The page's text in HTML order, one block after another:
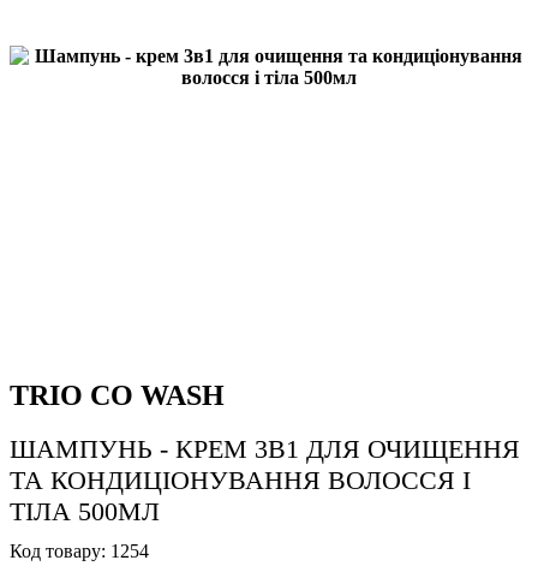
TRIO CO WASH
ШАМПУНЬ - КРЕМ 3В1 ДЛЯ ОЧИЩЕННЯ
ТА КОНДИЦІОНУВАННЯ ВОЛОССЯ І
ТІЛА 500МЛ
1254